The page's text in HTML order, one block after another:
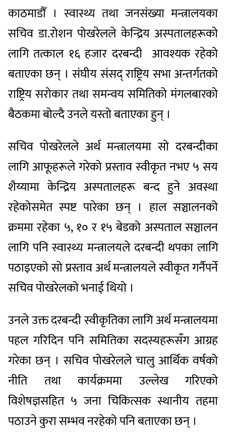
काठमाडौँ । स्वास्थ्य तथा जनसंख्या मन्त्रालयका
सचिव डा.रोशन पोखरेलले केन्द्रिय अस्पतालहरूको
लागि तत्काल १६ हजार दरबन्दी आवश्यक रहेको
बताएका छन् । संघीय संसद् राष्ट्रिय सभा अन्तर्गतको
राष्ट्रिय सरोकार तथा समन्वय समितिको मंगलबारको
बैठकमा बोल्दै उनले यस्तो बताएका हुन् ।
सचिव पोखरेलले अर्थ मन्त्रालयमा सो दरबन्दीका
लागि आफूहरूले गरेको प्रस्ताव स्वीकृत नभए ५ सय
शैय्यामा केन्द्रिय अस्पतालहरू बन्द हुने अवस्था
रहेकोसमेत स्पष्ट पारेका छन् । हाल सञ्चालनको
क्रममा रहेका ५, १० र १५ बेडको अस्पताल सञ्चालन
लागि पनि स्वास्थ्य मन्त्रालयले दरबन्दी थपका लागि
पठाइएको सो प्रस्ताव अर्थ मन्त्रालयले स्वीकृत गर्नैपर्ने
सचिव पोखरेलको भनाई थियो ।
उनले उक्त दरबन्दी स्वीकृतिका लागि अर्थ मन्त्रालयमा
पहल गरिदिन पनि समितिका सदस्यहरूसँग आग्रह
गरेका छन् । सचिव पोखरेलले चालु आर्थिक वर्षको
नीति तथा कार्यक्रममा उल्लेख गरिएको
विशेषज्ञसहित ५ जना चिकित्सक स्थानीय तहमा
पठाउने कुरा सम्भव नरहेको पनि बताएका छन् ।